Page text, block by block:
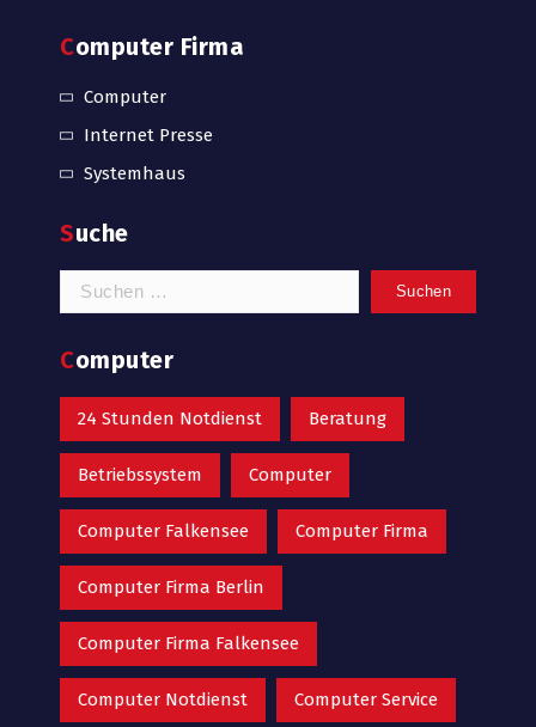
Computer Firma
Computer
Internet Presse
Systemhaus
Suche
Suchen
Computer
24 Stunden Notdienst Beratung
Betriebssystem Computer
Computer Falkensee Computer Firma
Computer Firma Berlin
Computer Firma Falkensee
Computer Notdienst Computer Service